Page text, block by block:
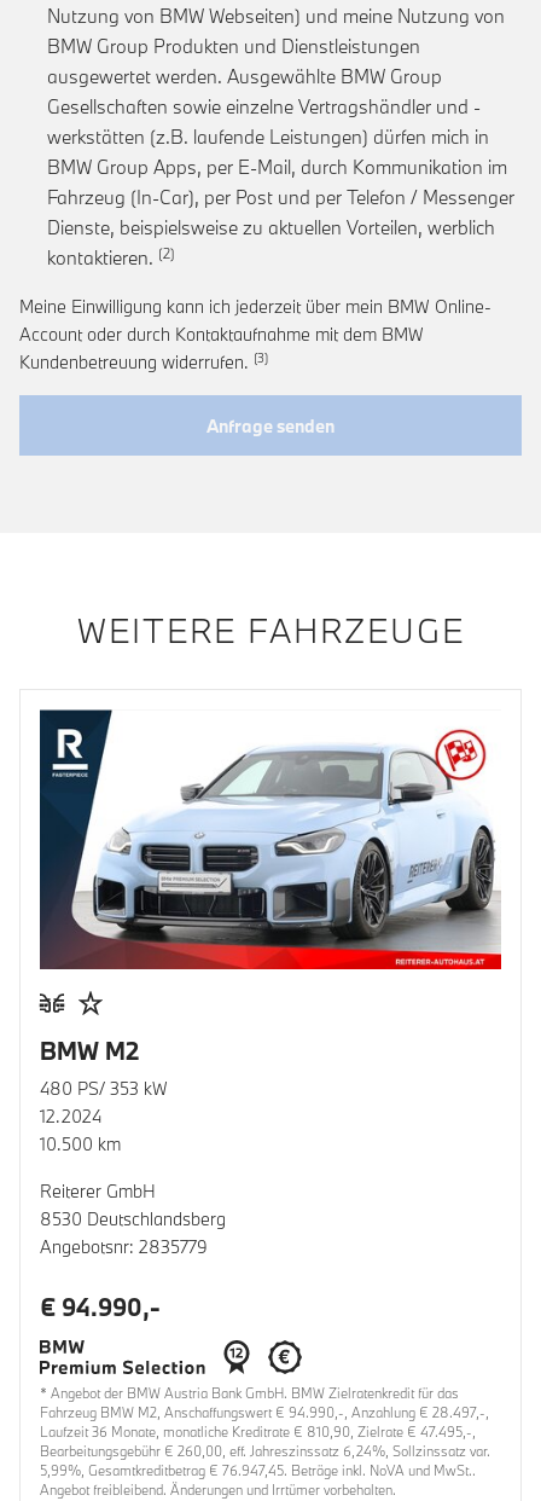
Nutzung von BMW Webseiten) und meine Nutzung von
BMW Group Produkten und Dienstleistungen
ausgewertet werden. Ausgewählte BMW Group
Gesellschaften sowie einzelne Vertragshändler und -
werkstätten (z.B. laufende Leistungen) dürfen mich in
BMW Group Apps, per E-Mail, durch Kommunikation im
Fahrzeug (In-Car), per Post und per Telefon / Messenger
Dienste, beispielsweise zu aktuellen Vorteilen, werblich
kontaktieren. Link zur Fußnote: Einwilligung zur
Meine Einwilligung kann ich jederzeit über mein BMW Online-
Account oder durch Kontaktaufnahme mit dem BMW
Kundenbetreuung widerrufen. Link zur Fußnote: Widerruf der
Anfrage senden
WEITERE FAHRZEUGE
BMW M2
480 PS/ 353 kW
12.2024
10.500 km
Reiterer GmbH
8530 Deutschlandsberg
Angebotsnr: 2835779
€ 94.990,-
* Angebot der BMW Austria Bank GmbH. BMW Zielratenkredit für das
Fahrzeug BMW M2, Anschaffungswert € 94.990,-, Anzahlung € 28.497,-,
Laufzeit 36 Monate, monatliche Kreditrate € 810,90, Zielrate € 47.495,-,
Bearbeitungsgebühr € 260,00, eff. Jahreszinssatz 6,24%, Sollzinssatz var.
5,99%, Gesamtkreditbetrag € 76.947,45. Beträge inkl. NoVA und MwSt..
Angebot freibleibend. Änderungen und Irrtümer vorbehalten.